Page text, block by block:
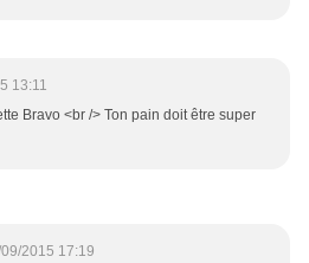
13:11
Bravo <br /> Ton pain doit être super
2015 17:19